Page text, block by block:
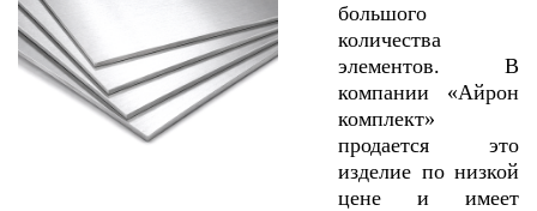
большого
количества
элементов. В
компании «Айрон
комплект»
продается это
изделие по низкой
цене и имеет